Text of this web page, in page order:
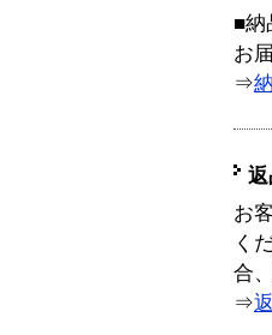
■納
お
⇒
お
く
合
⇒